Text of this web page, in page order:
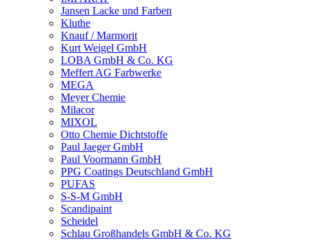
Jansen Lacke und Farben
Kluthe
Knauf / Marmorit
Kurt Weigel GmbH
LOBA GmbH & Co. KG
Meffert AG Farbwerke
MEGA
Meyer Chemie
Milacor
MIXOL
Otto Chemie Dichtstoffe
Paul Jaeger GmbH
Paul Voormann GmbH
PPG Coatings Deutschland GmbH
PUFAS
S-S-M GmbH
Scandipaint
Scheidel
Schlau Großhandels GmbH & Co. KG